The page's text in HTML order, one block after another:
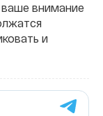
ваше внимание
и